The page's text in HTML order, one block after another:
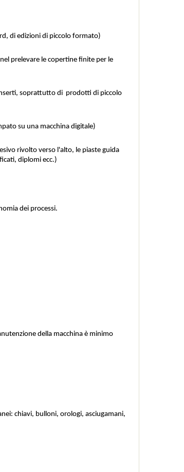
di edizioni di piccolo formato)
prelevare le copertine finite per le
soprattutto di  prodotti di piccolo
su una macchina digitale)
rivolto verso l'alto, le piaste guida
diplomi ecc.)
dei processi.
della macchina è minimo
chiavi, bulloni, orologi, asciugamani,